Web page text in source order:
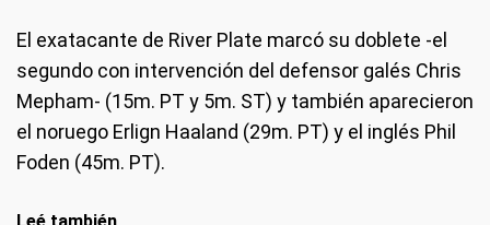
El exatacante de River Plate marcó su doblete -el
segundo con intervención del defensor galés Chris
Mepham- (15m. PT y 5m. ST) y también aparecieron
el noruego Erlign Haaland (29m. PT) y el inglés Phil
Foden (45m. PT).